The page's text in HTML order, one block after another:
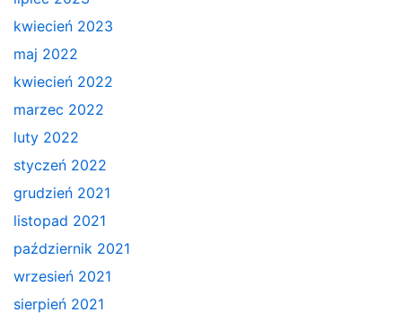
kwiecień 2023
maj 2022
kwiecień 2022
marzec 2022
luty 2022
styczeń 2022
grudzień 2021
listopad 2021
październik 2021
wrzesień 2021
sierpień 2021